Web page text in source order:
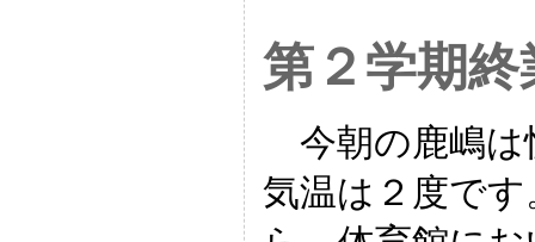
第２学期終
今朝の鹿嶋は
気温は２度で